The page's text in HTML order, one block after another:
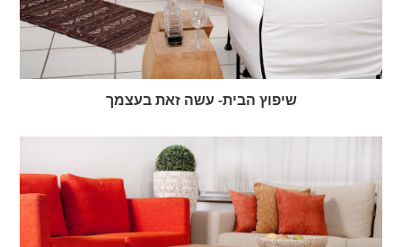
שיפוץ הבית- עשה זאת בעצמך